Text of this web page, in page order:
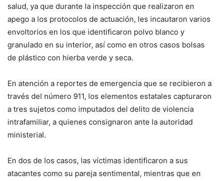
salud, ya que durante la inspección que realizaron en
apego a los protocolos de actuación, les incautaron varios
envoltorios en los que identificaron polvo blanco y
granulado en su interior, así como en otros casos bolsas
de plástico con hierba verde y seca.
En atención a reportes de emergencia que se recibieron a
través del número 911, los elementos estatales capturaron
a tres sujetos como imputados del delito de violencia
intrafamiliar, a quienes consignaron ante la autoridad
ministerial.
En dos de los casos, las víctimas identificaron a sus
atacantes como su pareja sentimental, mientras que en